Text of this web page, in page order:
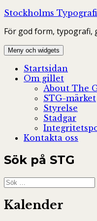
Hoppa
innehåll
Stockholms
För god form,
Meny och widgets
Startsidan
Om gillet
About The
STG-märket
Styrelse
Stadgar
Kontakta oss
Sök på STG
Sök
efter:
Kalender